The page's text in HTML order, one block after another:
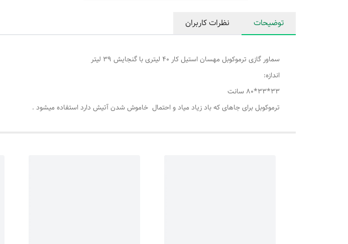
توضیحات نظرات کاربران
سماور گازی ترموکوبل مهسان استیل کار 40 لیتری با گنجایش 39 لیتر
اندازه:
33*33*80 سانت
ترموکوبل برای جاهای که باد زیاد میاد و احتمال خاموش شدن آتیش دارد استفاده میشود .